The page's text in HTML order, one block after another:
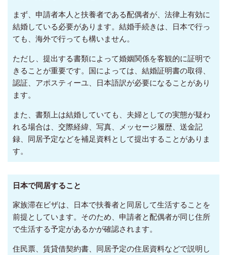
まず、申請者本人と扶養者である配偶者が、法律上有効に
結婚している必要があります。結婚手続きは、日本で行っ
ても、海外で行っても構いません。
ただし、提出する書類によって婚姻関係を客観的に証明で
きることが重要です。国によっては、結婚証明書の取得、
認証、アポスティーユ、日本語訳が必要になることがあり
ます。
また、書類上は結婚していても、夫婦としての実態が疑わ
れる場合は、交際経緯、写真、メッセージ履歴、送金記
録、同居予定などを補足資料として提出することがありま
す。
日本で同居すること
家族滞在ビザは、日本で扶養者と同居して生活することを
前提としています。そのため、申請者と配偶者が同じ住所
で生活する予定があるかが確認されます。
住民票、賃貸借契約書、同居予定の住居資料などで説明し